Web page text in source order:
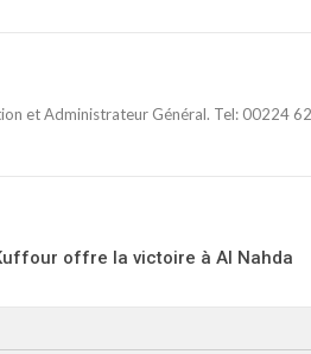
et Administrateur Général. Tel: 00224
offre la victoire à Al Nahda